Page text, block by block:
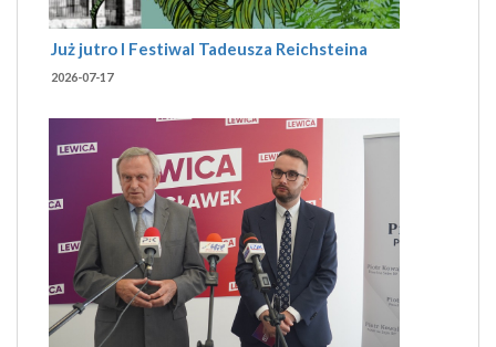
Już jutro I Festiwal Tadeusza Reichsteina
2026-07-17